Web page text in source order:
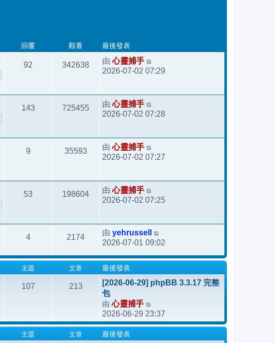
回覆 觀看 最後發表
92 342638 由心靈捕手
2026-07-02 07:29
143 725455 由心靈捕手
2026-07-02 07:28
9 35593 由心靈捕手
2026-07-02 07:27
53 198604 由心靈捕手
2026-07-02 07:25
4 2174 由 yehrussell
2026-07-01 09:02
主題 文章 最後發表
107 213
[2026-06-29] phpBB 3.3.17 完整
包
由心靈捕手
視
最
2026-06-29 23:37
主題 文章 最後發表